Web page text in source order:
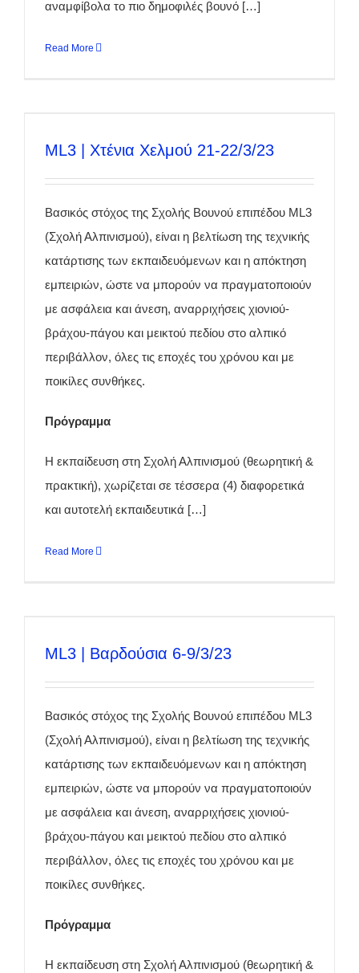
αναμφίβολα το πιο δημοφιλές βουνό […]
Read More
ML3 | Χτένια Χελμού 21-22/3/23
Βασικός στόχος της Σχολής Βουνού επιπέδου ML3
(Σχολή Αλπινισμού), είναι η βελτίωση της τεχνικής
κατάρτισης των εκπαιδευόμενων και η απόκτηση
εμπειριών, ώστε να μπορούν να πραγματοποιούν
με ασφάλεια και άνεση, αναρριχήσεις χιονιού-
βράχου-πάγου και μεικτού πεδίου στο αλπικό
περιβάλλον, όλες τις εποχές του χρόνου και με
ποικίλες συνθήκες.
Πρόγραμμα
Η εκπαίδευση στη Σχολή Αλπινισμού (θεωρητική &
πρακτική), χωρίζεται σε τέσσερα (4) διαφορετικά
και αυτοτελή εκπαιδευτικά […]
Read More
ML3 | Βαρδούσια 6-9/3/23
Βασικός στόχος της Σχολής Βουνού επιπέδου ML3
(Σχολή Αλπινισμού), είναι η βελτίωση της τεχνικής
κατάρτισης των εκπαιδευόμενων και η απόκτηση
εμπειριών, ώστε να μπορούν να πραγματοποιούν
με ασφάλεια και άνεση, αναρριχήσεις χιονιού-
βράχου-πάγου και μεικτού πεδίου στο αλπικό
περιβάλλον, όλες τις εποχές του χρόνου και με
ποικίλες συνθήκες.
Πρόγραμμα
Η εκπαίδευση στη Σχολή Αλπινισμού (θεωρητική &